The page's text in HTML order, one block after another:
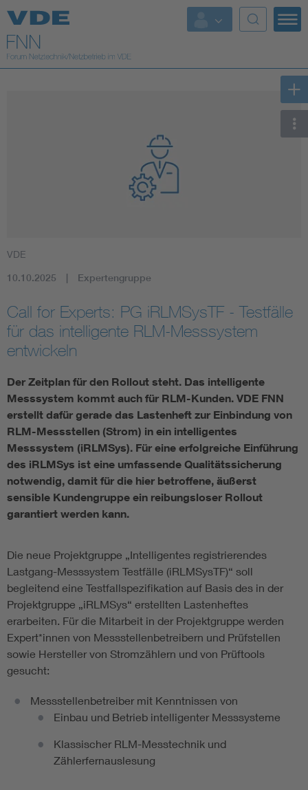
Top Themen
Fokusthemen
Vom Netz zum System
Versorgungsqualität Stromnetze
Innovative Netztechnologien
Umwelt- und Naturschutz
VDE
10.10.2025 Expertengruppe
Call for Experts: PG iRLMSysTF - Testfälle
für das intelligente RLM-Messsystem
entwickeln
Der Zeitplan für den Rollout steht. Das intelligente
Messsystem kommt auch für RLM-Kunden. VDE FNN
erstellt dafür gerade das Lastenheft zur Einbindung von
RLM-Messstellen (Strom) in ein intelligentes
Messsystem (iRLMSys). Für eine erfolgreiche Einführung
des iRLMSys ist eine umfassende Qualitätssicherung
notwendig, damit für die hier betroffene, äußerst
sensible Kundengruppe ein reibungsloser Rollout
garantiert werden kann.
Die neue Projektgruppe „Intelligentes registrierendes
Lastgang-Messsystem Testfälle (iRLMSysTF)“ soll
begleitend eine Testfallspezifikation auf Basis des in der
Projektgruppe „iRLMSys“ erstellten Lastenheftes
erarbeiten. Für die Mitarbeit in der Projektgruppe werden
Expert*innen von Messstellenbetreibern und Prüfstellen
sowie Hersteller von Stromzählern und von Prüftools
gesucht:
Messstellenbetreiber mit Kenntnissen von
Einbau und Betrieb intelligenter Messsysteme
Klassischer RLM-Messtechnik und
Zählerfernauslesung